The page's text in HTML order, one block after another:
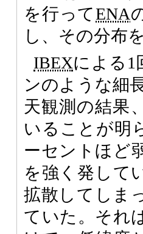
を行ってENA
し、その分布
IBEXによる1
ンのような細
天観測の結果、
いることが明
ーセントほど
を強く発して
拡散してしま
ていた。それ